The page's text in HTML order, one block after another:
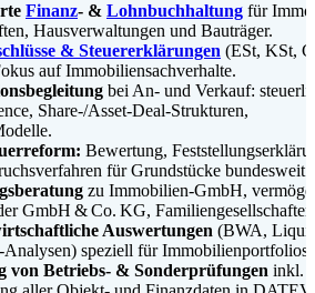
Finanz‑ & Lohn­buchhaltung für
Haus­verwaltungen und Bauträger.
& Steuer­erklärungen (ESt, KSt,
auf Immobilien­sachverhalte.
bei An‑ und Verkauf:
Share‑/Asset‑Deal‑Strukturen,
Bewertung,
für Grundstücke bundesweit.
zu Immobilien‑GmbH,
GmbH & Co. KG,
Auswertungen (BWA,
speziell für Immobilien­portfolios.
von Betriebs‑ & Sonder­prüfungen inkl.